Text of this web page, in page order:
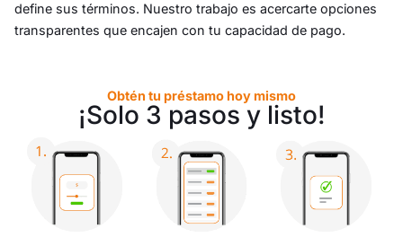
define sus términos. Nuestro trabajo es acercarte opciones
transparentes que encajen con tu capacidad de pago.
Obtén tu préstamo hoy mismo
¡Solo 3 pasos y listo!